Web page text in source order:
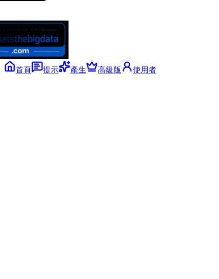
首頁 提示 產生 高級版 使用者